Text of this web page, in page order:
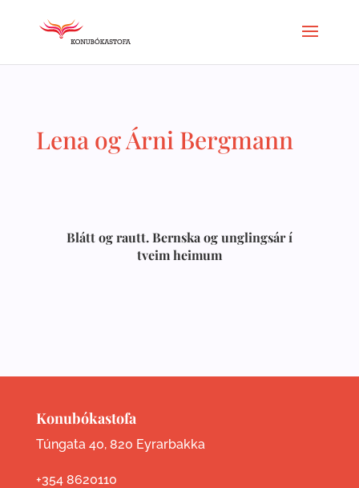
Lena og Árni Bergmann
Blátt og rautt. Bernska og unglingsár í
tveim heimum
Konubókastofa
Túngata 40, 820 Eyrarbakka
+354 8620110